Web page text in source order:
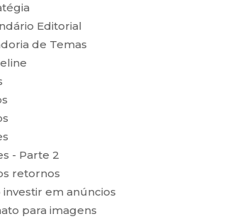
Editorial
de Temas
- Parte 2
retornos
investir em anúncios
para imagens